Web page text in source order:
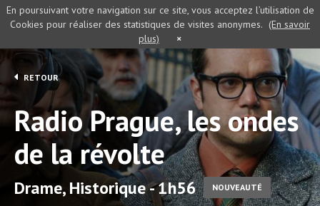
RETOUR
Radio Prague, les ondes
de la révolte
Drame, Historique - 1h56 NOUVEAUTÉ
En poursuivant votre navigation sur ce site, vous acceptez l’utilisation de
Cookies pour réaliser des statistiques de visites anonymes. (En savoir
plus)
×